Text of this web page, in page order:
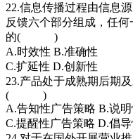
22.信息传播过程由信息
反馈六个部分组成，任
的( )
A.时效性 B.准确性
C.扩延性 D.创新性
23.产品处于成熟期后期
( )
A.告知性广告策略 B.说
C.提醒性广告策略 D.倡